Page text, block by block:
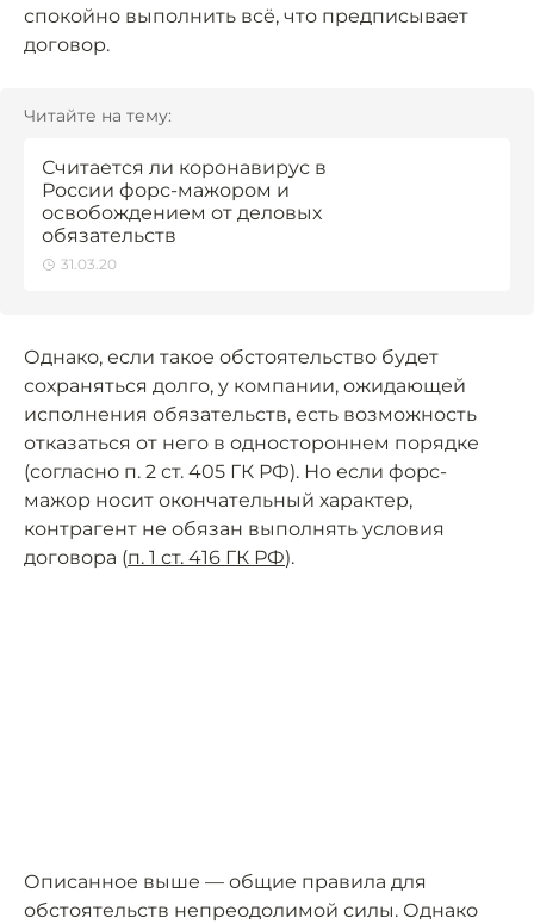
спокойно выполнить всё, что предписывает
договор.
Читайте на тему:
Считается ли коронавирус в
России форс-мажором и
освобождением от деловых
обязательств
31.03.20
Однако, если такое обстоятельство будет
сохраняться долго, у компании, ожидающей
исполнения обязательств, есть возможность
отказаться от него в одностороннем порядке
(согласно п. 2 ст. 405 ГК РФ). Но если форс-
мажор носит окончательный характер,
контрагент не обязан выполнять условия
договора (п. 1 ст. 416 ГК РФ).
Описанное выше — общие правила для
обстоятельств непреодолимой силы. Однако